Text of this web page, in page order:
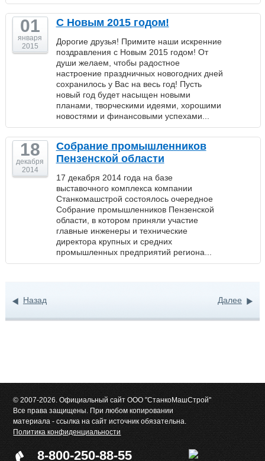
01
января
2015
С Новым 2015 годом!
Дорогие друзья! Примите наши искренние
поздравления с Новым 2015 годом! От
души желаем, чтобы радостное
настроение праздничных новогодних дней
сохранилось у Вас на весь год! Пусть
новый год будет насыщен новыми
планами, творческими идеями, хорошими
новостями и финансовыми успехами...
18
декабря
2014
Собрание промышленников
Пензенской области
17 декабря 2014 года на базе
выставочного комплекса компании
Станкомашстрой состоялось очередное
Собрание промышленников Пензенской
области, в котором приняли участие
главные инженеры и технические
директора крупных и средних
промышленных предприятий региона...
Назад Далее
© 2007-2026. Официальный сайт ООО "СтанкоМашСтрой"
Все права защищены. При любом копировании
материала - ссылка на сайт источник обязательна.
Политика конфиденциальности
8-800-250-88-55